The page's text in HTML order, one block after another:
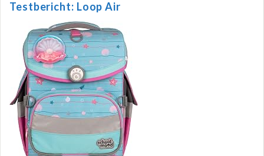
Testbericht: Loop Air